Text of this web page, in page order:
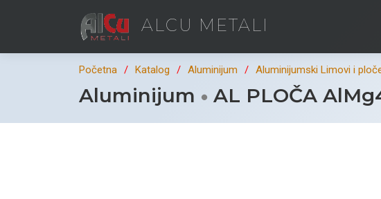
ALCU METALI
Početna Katalog Aluminijum Aluminijumski Limovi i
Aluminijum AL PLOČA